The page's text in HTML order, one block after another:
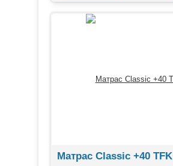
Матрас Classic +40 TFK